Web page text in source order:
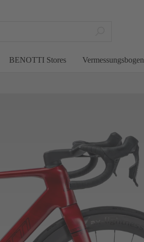
BENOTTI Stores Vermessungsbogen